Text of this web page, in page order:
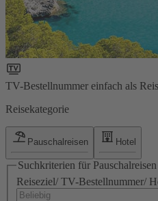
TV-Bestellnummer einfach als
Reisekategorie
Pauschalreisen Hotel
Suchkriterien für Pauschalreisen
Reiseziel/ TV-Bestellnummer/